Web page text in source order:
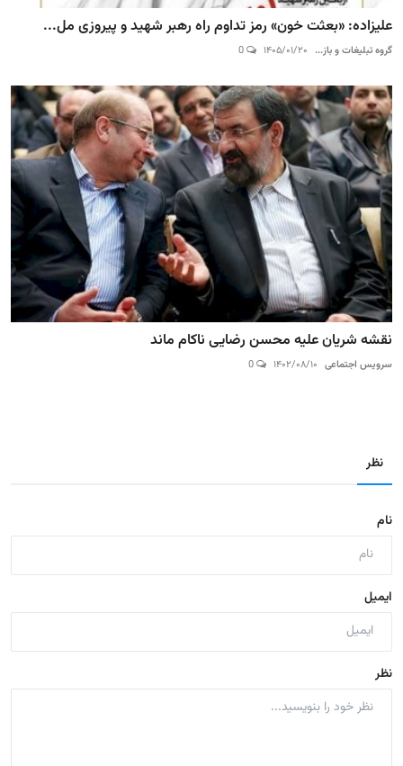
علیزاده: «بعثت خون» رمز تداوم راه رهبر شهید و پیروزی مل...
گروه تبلیغات و باز... ۱۴۰۵/۰۱/۲۰
نقشه شریان علیه محسن رضایی ناکام ماند
سرویس اجتماعی ۱۴۰۲/۰۸/۱۰
نظر
نام
ایمیل
نظر